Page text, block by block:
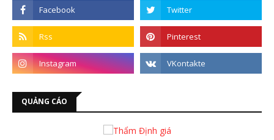
QUẢNG CÁO